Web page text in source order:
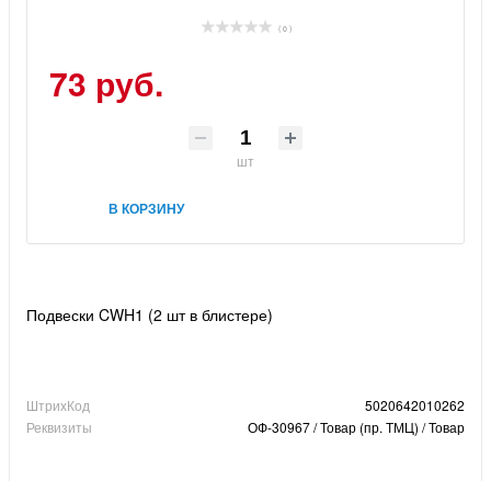
( 0 )
73 руб.
шт
В КОРЗИНУ
Подвески CWH1 (2 шт в блистере)
ШтрихКод
5020642010262
Реквизиты
ОФ-30967 / Товар (пр. ТМЦ) / Товар